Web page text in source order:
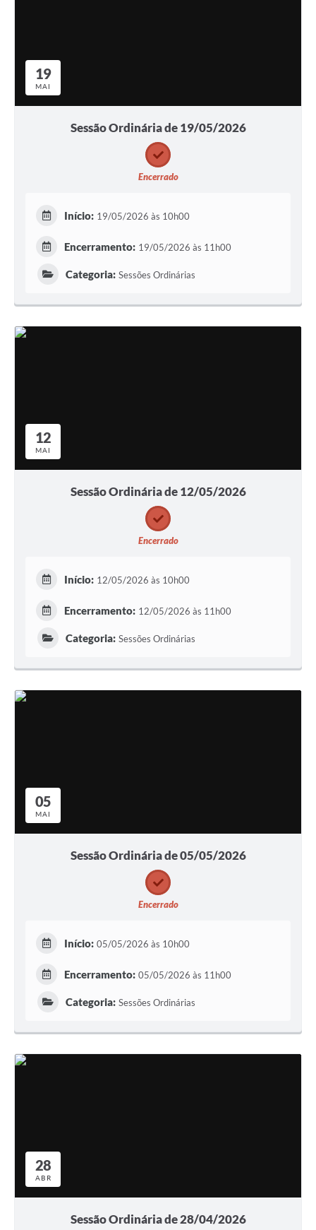
19
MAI
Sessão Ordinária de 19/05/2026
Encerrado
Início: 19/05/2026 às 10h00
Encerramento: 19/05/2026 às 11h00
Categoria: Sessões Ordinárias
12
MAI
Sessão Ordinária de 12/05/2026
Encerrado
Início: 12/05/2026 às 10h00
Encerramento: 12/05/2026 às 11h00
Categoria: Sessões Ordinárias
05
MAI
Sessão Ordinária de 05/05/2026
Encerrado
Início: 05/05/2026 às 10h00
Encerramento: 05/05/2026 às 11h00
Categoria: Sessões Ordinárias
28
ABR
Sessão Ordinária de 28/04/2026